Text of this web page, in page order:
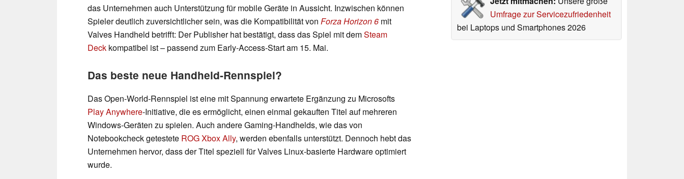
Umfrage zur Servicezufriedenheit
bei Laptops und Smartphones 2026
das Unternehmen auch Unterstützung für mobile Geräte in Aussicht. Inzwischen können
Spieler deutlich zuversichtlicher sein, was die Kompatibilität von Forza Horizon 6 mit
Valves Handheld betrifft: Der Publisher hat bestätigt, dass das Spiel mit demSteam
Deck kompatibel ist – passend zum Early-Access-Start am 15. Mai.
Das beste neue Handheld-Rennspiel?
Das Open-World-Rennspiel ist eine mit Spannung erwartete Ergänzung zu Microsofts
Play Anywhere-Initiative, die es ermöglicht, einen einmal gekauften Titel auf mehreren
Windows-Geräten zu spielen. Auch andere Gaming-Handhelds, wie das von
Notebookcheck getestete ROG Xbox Ally, werden ebenfalls unterstützt. Dennoch hebt das
Unternehmen hervor, dass der Titel speziell für Valves Linux-basierte Hardware optimiert
wurde.